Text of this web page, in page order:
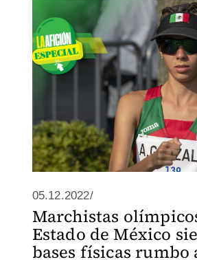
conseguir esa meta de
05.12.2022/
Marchistas
Estado de México
bases físicas rumbo